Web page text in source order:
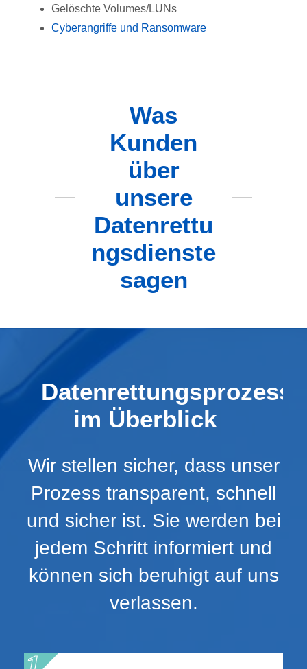
Gelöschte Volumes/LUNs
Cyberangriffe und Ransomware
Was
Kunden
über
unsere
Datenrettu
ngsdienste
sagen
Datenrettungsprozess
im Überblick
Wir stellen sicher, dass unser
Prozess transparent, schnell
und sicher ist. Sie werden bei
jedem Schritt informiert und
können sich beruhigt auf uns
verlassen.